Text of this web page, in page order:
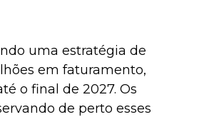
uma estratégia de
em faturamento,
o final de 2027. Os
de perto esses